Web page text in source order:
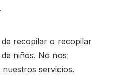
recopilar o recopilar
niños. No nos
servicios.